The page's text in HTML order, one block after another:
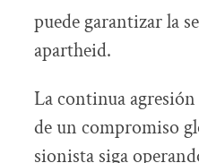
puede garantizar la
apartheid.
La continua
de un compromiso
sionista siga